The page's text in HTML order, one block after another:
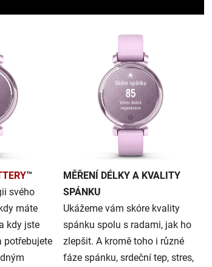
™
svého
máte
kdy jste
potřebujete
MĚŘENÍ DÉLKY A KVALITY
SPÁNKU
Ukážeme vám skóre kvality
spánku spolu s radami, jak ho
zlepšit. A kromě toho i různé
fáze spánku, srdeční tep, stres,